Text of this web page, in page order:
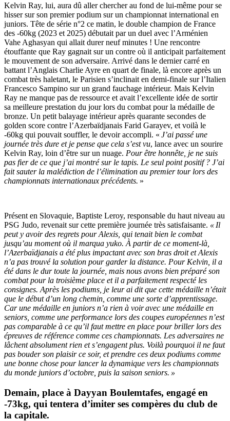
Kelvin Ray, lui, aura dû aller chercher au fond de lui-même pour se
hisser sur son premier podium sur un championnat international en
juniors. Tête de série n°2 ce matin, le double champion de France
des -60kg (2023 et 2025) débutait par un duel avec l’Arménien
Vahe Aghasyan qui allait durer neuf minutes ! Une rencontre
étouffante que Ray gagnait sur un contre où il anticipait parfaitement
le mouvement de son adversaire. Arrivé dans le dernier carré en
battant l’Anglais Charlie Ayre en quart de finale, là encore après un
combat très haletant, le Parisien s’inclinait en demi-finale sur l’Italien
Francesco Sampino sur un grand fauchage intérieur. Mais Kelvin
Ray ne manque pas de ressource et avait l’excellente idée de sortir
sa meilleure prestation du jour lors du combat pour la médaille de
bronze. Un petit balayage intérieur après quarante secondes de
golden score contre l’Azerbaïdjanais Farid Garayev, et voilà le
-60kg qui pouvait souffler, le devoir accompli. « J’ai passé une
journée très dure et je pense que cela s’est vu, lance avec un sourire
Kelvin Ray, loin d’être sur un nuage. Pour être honnête, je ne suis
pas fier de ce que j’ai montré sur le tapis. Le seul point positif ? J’ai
fait sauter la malédiction de l’élimination au premier tour lors des
championnats internationaux précédents. »
Présent en Slovaquie, Baptiste Leroy, responsable du haut niveau au
PSG Judo, revenait sur cette première journée très satisfaisante. « Il
peut y avoir des regrets pour Alexis, qui tenait bien le combat
jusqu’au moment où il marqua yuko. À partir de ce moment-là,
l’Azerbaïdjanais a été plus impactant avec son bras droit et Alexis
n’a pas trouvé la solution pour garder la distance. Pour Kelvin, il a
été dans le dur toute la journée, mais nous avons bien préparé son
combat pour la troisième place et il a parfaitement respecté les
consignes. Après les podiums, je leur ai dit que cette médaille n’était
que le début d’un long chemin, comme une sorte d’apprentissage.
Car une médaille en juniors n’a rien à voir avec une médaille en
seniors, comme une performance lors des coupes européennes n’est
pas comparable à ce qu’il faut mettre en place pour briller lors des
épreuves de référence comme ces championnats. Les adversaires ne
lâchent absolument rien et s’engagent plus. Voilà pourquoi il ne faut
pas bouder son plaisir ce soir, et prendre ces deux podiums comme
une bonne chose pour lancer la dynamique vers les championnats
du monde juniors d’octobre, puis la saison seniors. »
Demain, place à Dayyan Boulemtafes, engagé en
-73kg, qui tentera d’imiter ses compères du club de
la capitale.